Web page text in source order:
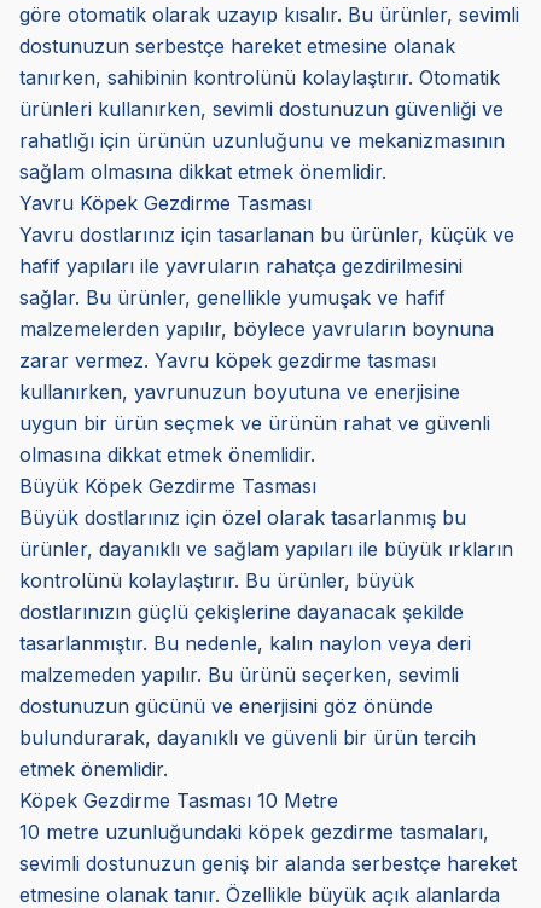
göre otomatik olarak uzayıp kısalır. Bu ürünler, sevimli
dostunuzun serbestçe hareket etmesine olanak
tanırken, sahibinin kontrolünü kolaylaştırır. Otomatik
ürünleri kullanırken, sevimli dostunuzun güvenliği ve
rahatlığı için ürünün uzunluğunu ve mekanizmasının
sağlam olmasına dikkat etmek önemlidir.
Yavru Köpek Gezdirme Tasması
Yavru dostlarınız için tasarlanan bu ürünler, küçük ve
hafif yapıları ile yavruların rahatça gezdirilmesini
sağlar. Bu ürünler, genellikle yumuşak ve hafif
malzemelerden yapılır, böylece yavruların boynuna
zarar vermez. Yavru köpek gezdirme tasması
kullanırken, yavrunuzun boyutuna ve enerjisine
uygun bir ürün seçmek ve ürünün rahat ve güvenli
olmasına dikkat etmek önemlidir.
Büyük Köpek Gezdirme Tasması
Büyük dostlarınız için özel olarak tasarlanmış bu
ürünler, dayanıklı ve sağlam yapıları ile büyük ırkların
kontrolünü kolaylaştırır. Bu ürünler, büyük
dostlarınızın güçlü çekişlerine dayanacak şekilde
tasarlanmıştır. Bu nedenle, kalın naylon veya deri
malzemeden yapılır. Bu ürünü seçerken, sevimli
dostunuzun gücünü ve enerjisini göz önünde
bulundurarak, dayanıklı ve güvenli bir ürün tercih
etmek önemlidir.
Köpek Gezdirme Tasması 10 Metre
10 metre uzunluğundaki köpek gezdirme tasmaları,
sevimli dostunuzun geniş bir alanda serbestçe hareket
etmesine olanak tanır. Özellikle büyük açık alanlarda